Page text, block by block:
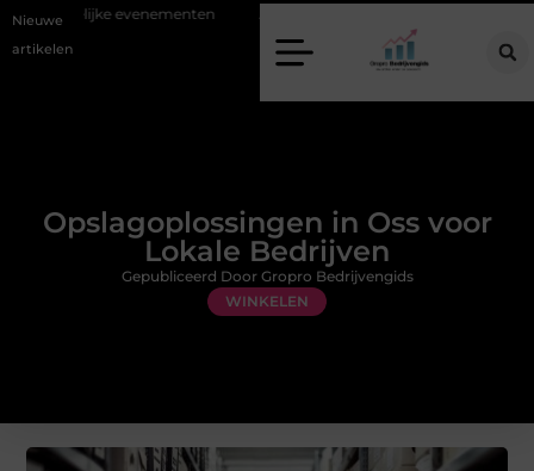
Nieuwe
artikelen
evenementen Alles over flexibele inzet van personeel
Opslagoplossingen in Oss voor
Lokale Bedrijven
WINKELEN
Gepubliceerd Door Gropro Bedrijvengids